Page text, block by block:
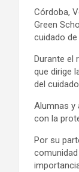
Córdoba,
Green
cuidado
Durante el
que dirige
del
Alumnas y
con la
Por su